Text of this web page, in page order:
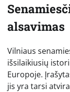
alsavimas
Vilniaus
išsilaikiusių
Europoje.
jis yra tarsi